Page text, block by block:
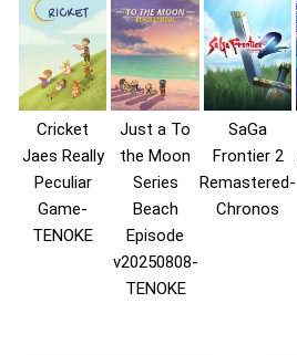
Cricket
Jaes Really
Peculiar
Game-
TENOKE
Just a To
the Moon
Series
Beach
Episode
v20250808-
TENOKE
SaGa
Frontier 2
Remastered-
Chronos